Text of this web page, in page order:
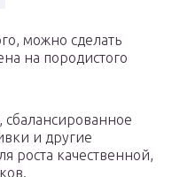
можно сделать
на породистого
и другие
роста качественной,